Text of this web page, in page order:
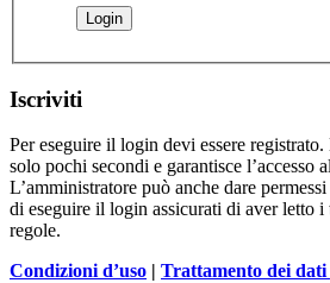
Iscriviti
Per eseguire il login devi essere
solo pochi secondi e garantisce l’accesso
L’amministratore può anche dare
di eseguire il login assicurati di aver letto i
regole.
Condizioni d’uso | Trattamento dei dati